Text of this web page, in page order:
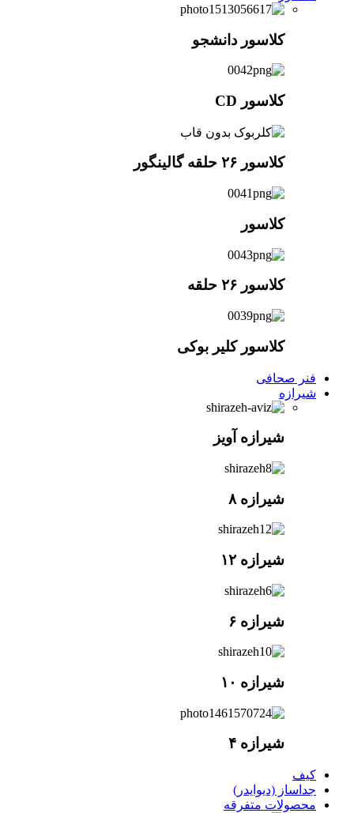
کلاسور دانشجو
کلاسور CD
کلاسور ۲۶ حلقه گالینگور
کلاسور
کلاسور ۲۶ حلقه
کلاسور کلیر بوکی
فنر صحافی
شیرازه
شیرازه آویز
شیرازه ۸
شیرازه ۱۲
شیرازه ۶
شیرازه ۱۰
شیرازه ۴
کیف
جداساز (دیوایدر)
محصولات متفرقه